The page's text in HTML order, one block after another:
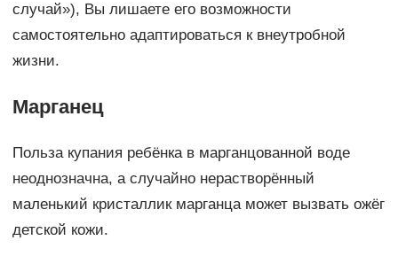
случай»), Вы лишаете его возможности
самостоятельно адаптироваться к внеутробной
жизни.
Марганец
Польза купания ребёнка в марганцованной воде
неоднозначна, а случайно нерастворённый
маленький кристаллик марганца может вызвать ожёг
детской кожи.